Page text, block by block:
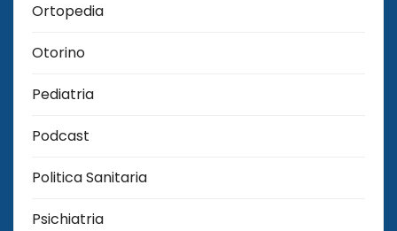
Ortopedia
Otorino
Pediatria
Podcast
Politica Sanitaria
Psichiatria